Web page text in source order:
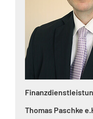
Thomas Paschke